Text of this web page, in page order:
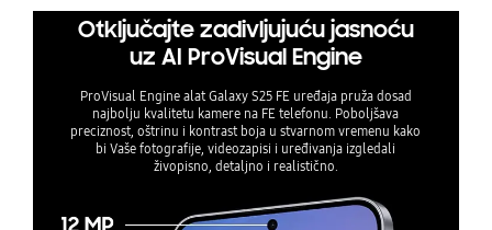
Otključajte zadivljujuću jasnoću
uz AI ProVisual Engine
najbolju kvalitetu kamere na FE telefonu. Poboljšava
preciznost, oštrinu i kontrast boja u stvarnom vremenu kako
bi Vaše fotografije, videozapisi i uređivanja izgledali
živopisno, detaljno i realistično.